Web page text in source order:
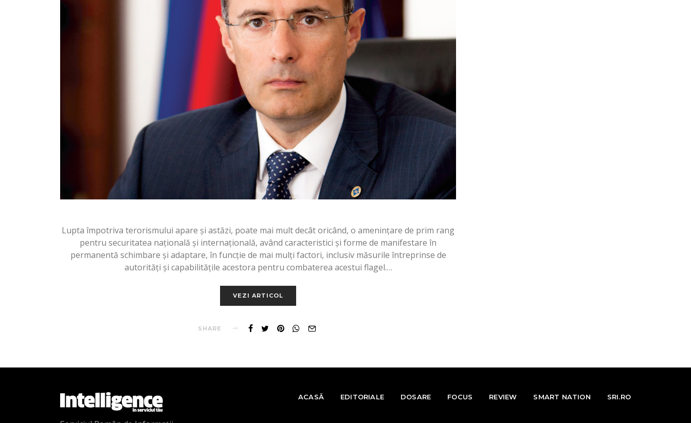
Lupta împotriva terorismului apare şi astăzi, poate mai mult decât oricând, o ameninţare de prim rang
pentru securitatea naţională şi internaţională, având caracteristici şi forme de manifestare în
permanentă schimbare şi adaptare, în funcţie de mai mulţi factori, inclusiv măsurile întreprinse de
autorităţi şi capabilităţile acestora pentru combaterea acestui flagel.…
VEZI ARTICOL
SHARE
ACASĂ EDITORIALE DOSARE FOCUS REVIEW SMART NATION SRI.RO